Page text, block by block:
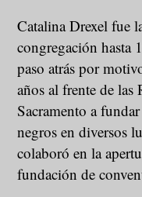
Catalina Drexel fue
congregación hasta
paso atrás por
años al frente de las
Sacramento a
negros en diversos
colaboró en la
fundación de